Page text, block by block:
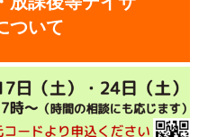
ついて